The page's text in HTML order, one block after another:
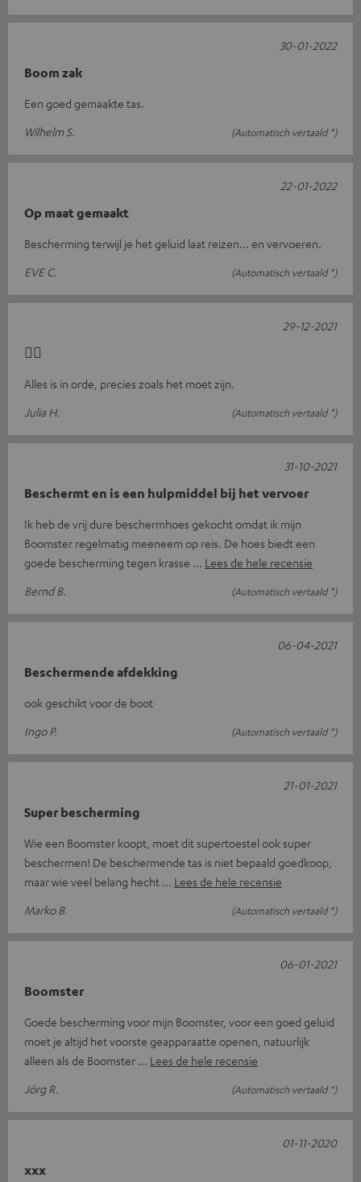
Boom zak
Een goed gemaakte tas.
Wilhelm S.
(Automatisch vertaald *)
30-01-2022
Op maat gemaakt
Bescherming terwijl je het geluid laat reizen... en vervoeren.
EVE C.
(Automatisch vertaald *)
22-01-2022
👍🏼
Alles is in orde, precies zoals het moet zijn.
Julia H.
(Automatisch vertaald *)
29-12-2021
Beschermt en is een hulpmiddel bij het vervoer
Ik heb de vrij dure beschermhoes gekocht omdat ik mijn
Boomster regelmatig meeneem op reis. De hoes biedt een
goede bescherming tegen krasse
Lees de hele recensie
Bernd B.
(Automatisch vertaald *)
31-10-2021
Beschermende afdekking
ook geschikt voor de boot
Ingo P.
(Automatisch vertaald *)
06-04-2021
Super bescherming
Wie een Boomster koopt, moet dit supertoestel ook super
beschermen! De beschermende tas is niet bepaald goedkoop,
maar wie veel belang hecht
Lees de hele recensie
Marko B.
(Automatisch vertaald *)
21-01-2021
Boomster
Goede bescherming voor mijn Boomster, voor een goed geluid
moet je altijd het voorste geapparaatte openen, natuurlijk
alleen als de Boomster
Lees de hele recensie
Jörg R.
(Automatisch vertaald *)
06-01-2021
xxx
01-11-2020